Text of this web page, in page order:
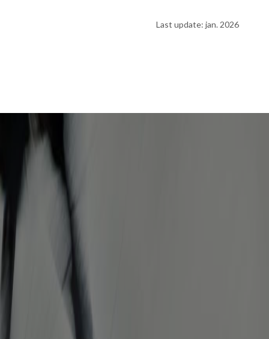
Last update: jan. 2026